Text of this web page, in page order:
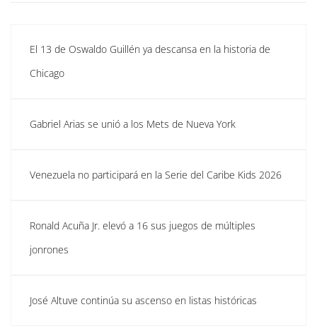
El 13 de Oswaldo Guillén ya descansa en la historia de
Chicago
Gabriel Arias se unió a los Mets de Nueva York
Venezuela no participará en la Serie del Caribe Kids 2026
Ronald Acuña Jr. elevó a 16 sus juegos de múltiples
jonrones
José Altuve continúa su ascenso en listas históricas